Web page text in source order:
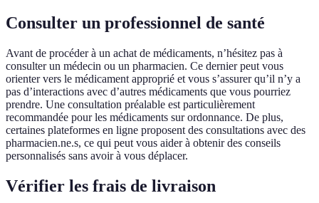
Consulter un professionnel de santé
Avant de procéder à un achat de médicaments, n’hésitez pas à
consulter un médecin ou un pharmacien. Ce dernier peut vous
orienter vers le médicament approprié et vous s’assurer qu’il n’y a
pas d’interactions avec d’autres médicaments que vous pourriez
prendre. Une consultation préalable est particulièrement
recommandée pour les médicaments sur ordonnance. De plus,
certaines plateformes en ligne proposent des consultations avec des
pharmacien.ne.s, ce qui peut vous aider à obtenir des conseils
personnalisés sans avoir à vous déplacer.
Vérifier les frais de livraison